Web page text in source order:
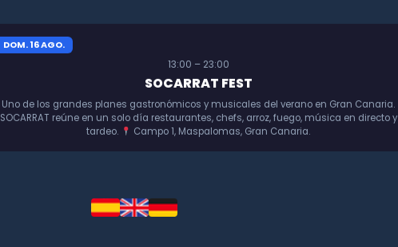
DOM. 16 AGO.
13:00 – 23:00
SOCARRAT FEST
Uno de los grandes planes gastronómicos y musicales del verano en Gran Canaria.
SOCARRAT reúne en un solo día restaurantes, chefs, arroz, fuego, música en directo y
tardeo.
Campo 1, Maspalomas, Gran Canaria.